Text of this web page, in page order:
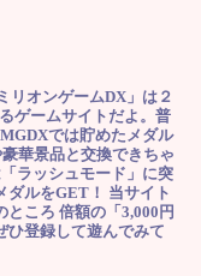
リオンゲームDX」は２
ゲームサイトだよ。普
では貯めたメダル
華景品と交換できちゃ
ラッシュモード」に突
ダルをGET！ 当サイト
ところ 倍額の「3,000円
ひ登録して遊んでみて